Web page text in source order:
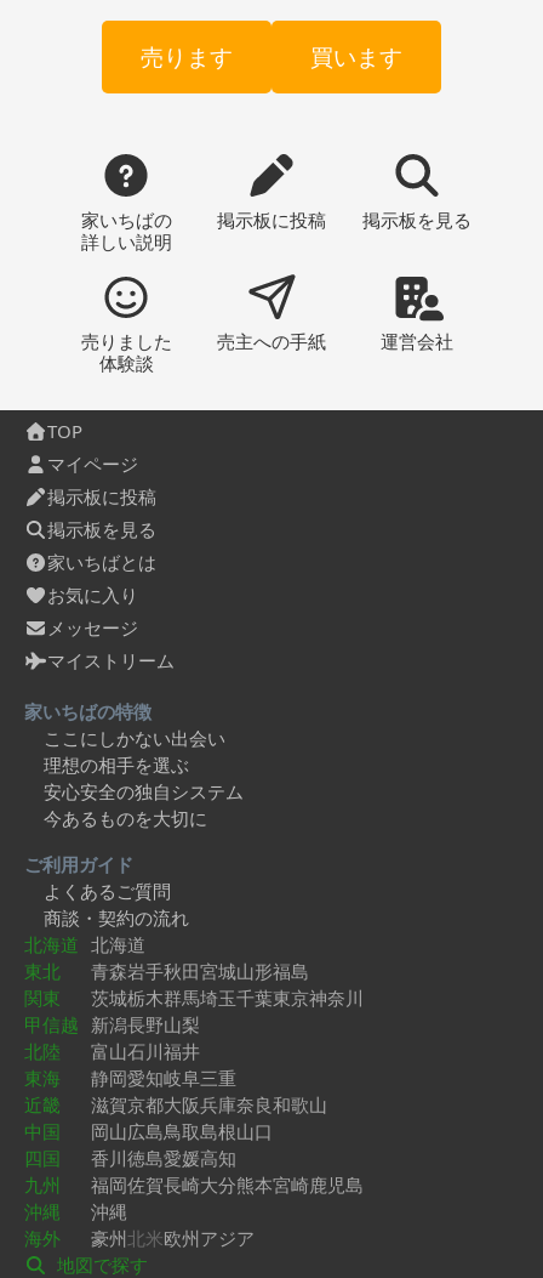
売ります 買います
家いちばの
詳しい説明
掲示板に投稿 掲示板 を見る
売りました
体験談
売主への手紙 運営会社
TOP
マイページ
掲示板に投稿
掲示板を見る
家いちばとは
お気に入り
メッセージ
マイストリーム
家いちばの特徴
ここにしかない出会い
理想の相手を選ぶ
安心安全の独自システム
今あるものを大切に
ご利用ガイド
よくあるご質問
商談・契約の流れ
北海道 北海道
東北
青森岩手秋田宮城山形福島
関東
茨城栃木群馬埼玉千葉東京神奈川
甲信越 新潟長野山梨
北陸
富山石川福井
東海
静岡愛知岐阜三重
近畿
滋賀京都大阪兵庫奈良和歌山
中国
岡山広島鳥取島根山口
四国
香川徳島愛媛高知
九州
福岡佐賀長崎大分熊本宮崎鹿児島
沖縄
沖縄
海外
豪州北米欧州アジア
地図で探す